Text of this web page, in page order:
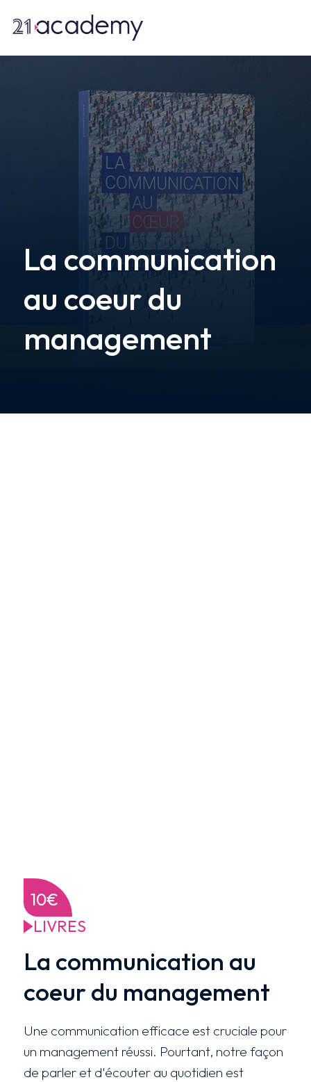
La communication
au coeur du
management
10€
LIVRES
La communication au
coeur du management
Une communication efficace est cruciale pour
un management réussi. Pourtant, notre façon
de parler et d'écouter au quotidien est